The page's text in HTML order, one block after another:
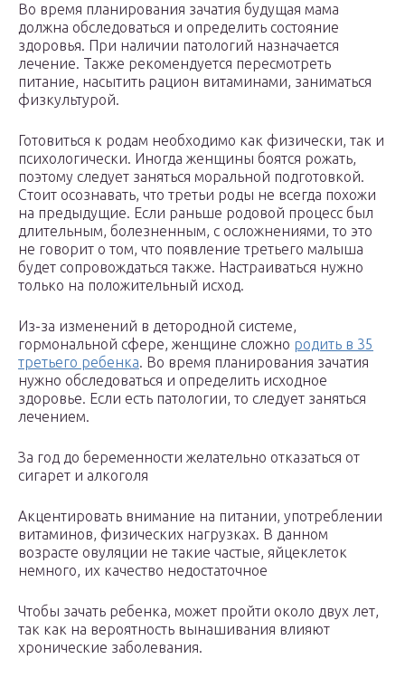
Во время планирования зачатия будущая мама
должна обследоваться и определить состояние
здоровья. При наличии патологий назначается
лечение. Также рекомендуется пересмотреть
питание, насытить рацион витаминами, заниматься
физкультурой.
Готовиться к родам необходимо как физически, так и
психологически. Иногда женщины боятся рожать,
поэтому следует заняться моральной подготовкой.
Стоит осознавать, что третьи роды не всегда похожи
на предыдущие. Если раньше родовой процесс был
длительным, болезненным, с осложнениями, то это
не говорит о том, что появление третьего малыша
будет сопровождаться также. Настраиваться нужно
только на положительный исход.
Из-за изменений в детородной системе,
гормональной сфере, женщине сложно родить в 35
третьего ребенка. Во время планирования зачатия
нужно обследоваться и определить исходное
здоровье. Если есть патологии, то следует заняться
лечением.
За год до беременности желательно отказаться от
сигарет и алкоголя
Акцентировать внимание на питании, употреблении
витаминов, физических нагрузках. В данном
возрасте овуляции не такие частые, яйцеклеток
немного, их качество недостаточное
Чтобы зачать ребенка, может пройти около двух лет,
так как на вероятность вынашивания влияют
хронические заболевания.